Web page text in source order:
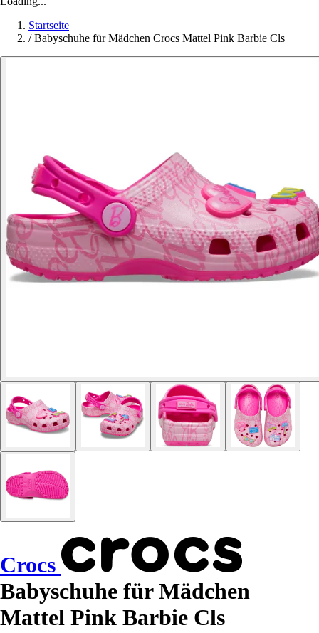
Startseite
/ Babyschuhe für Mädchen Crocs Mattel Pink Barbie Cls
Crocs
Babyschuhe für Mädchen
Mattel Pink Barbie Cls